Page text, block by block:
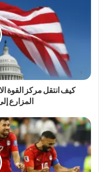
كيف انتقل مركز القوة
المزارع